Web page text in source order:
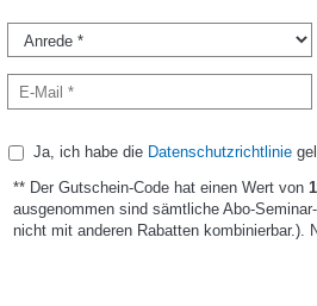
Ja, ich habe die Datenschutzrichtlinie
** Der Gutschein-Code hat einen Wert von
ausgenommen sind sämtliche Abo-
nicht mit anderen Rabatten kombinierbar.).